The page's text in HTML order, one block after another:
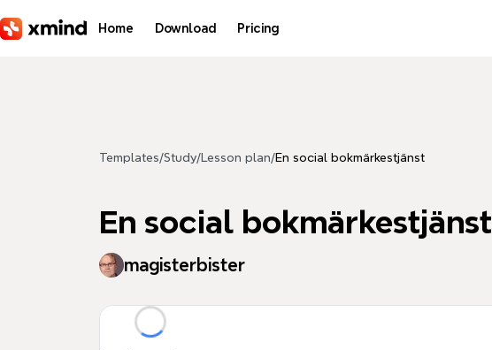
Home Download Pricing
Templates/Study/ Lesson plan/En social bokmärkestjänst
En social bokmärkestjänst
magisterbister